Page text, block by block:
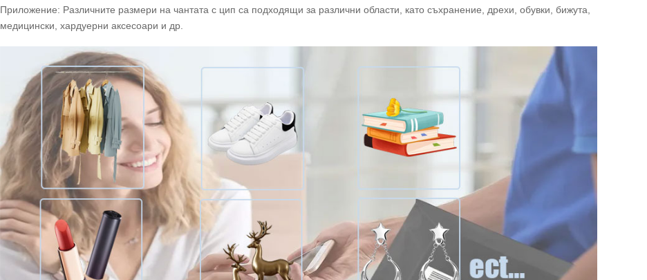
Приложение: Различните размери на чантата с цип са подходящи за различни области, като съхранение, дрехи, обувки, бижута,
медицински, хардуерни аксесоари и др.